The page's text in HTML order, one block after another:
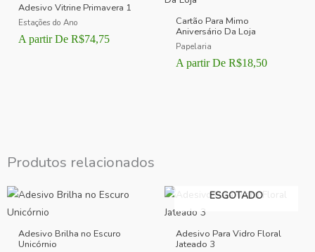
Adesivo Vitrine Primavera 1
Estações do Ano
A partir De R$74,75
Cartão Para Mimo
Aniversário Da Loja
Papelaria
A partir De R$18,50
Produtos relacionados
Adesivo Brilha no Escuro
Unicórnio
ESGOTADO
Adesivo Para Vidro Floral
Jateado 3